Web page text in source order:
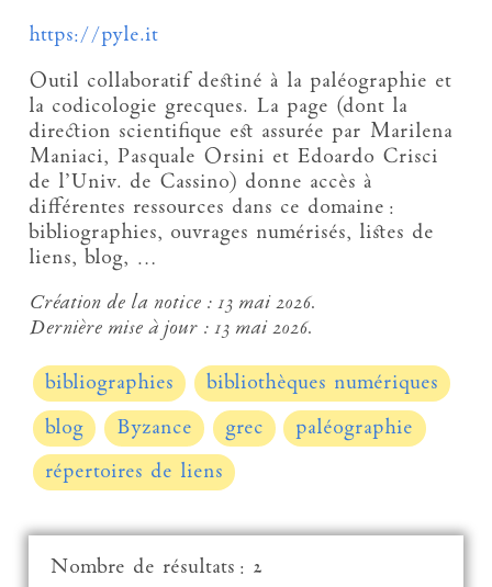
https://pyle.it
Outil collaboratif destiné à la paléographie et
la codicologie grecques. La page (dont la
direction scientifique est assurée par Marilena
Maniaci, Pasquale Orsini et Edoardo Crisci
de l’Univ. de Cassino) donne accès à
différentes ressources dans ce domaine :
bibliographies, ouvrages numérisés, listes de
liens, blog, …
Création de la notice :13 mai 2026.
Dernière mise à jour :13 mai 2026.
bibliographies
bibliothèques numériques
blog
Byzance grec
paléographie
répertoires de liens
Nombre de résultats : 2